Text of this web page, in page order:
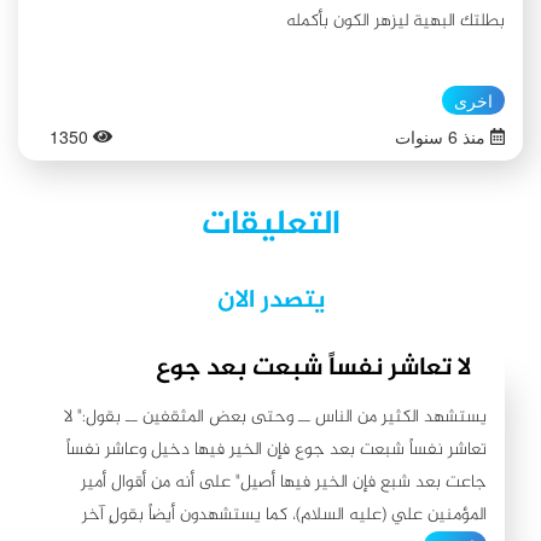
بطلتك البهية ليزهر الكون بأكمله
اخرى
منذ 6 سنوات
1350
التعليقات
يتصدر الان
لا تعاشر نفساً شبعت بعد جوع
يستشهد الكثير من الناس ــ وحتى بعض المثقفين ــ بقول:" لا
تعاشر نفساً شبعت بعد جوع فإن الخير فيها دخيل وعاشر نفساً
جاعت بعد شبع فإن الخير فيها أصيل" على أنه من أقوال أمير
المؤمنين علي (عليه السلام)، كما يستشهدون أيضاً بقولٍ آخر